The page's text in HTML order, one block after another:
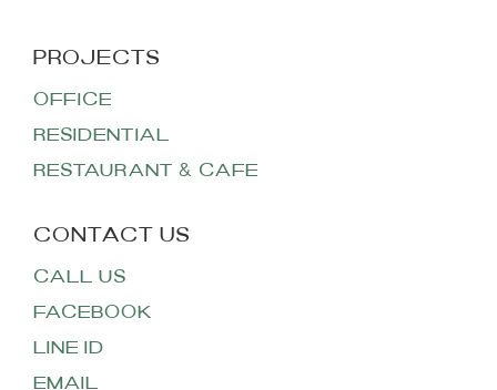
OFFICE
RESIDENTIAL
RESTAURANT & CAFE
CALL US
FACEBOOK
LINE ID
EMAIL